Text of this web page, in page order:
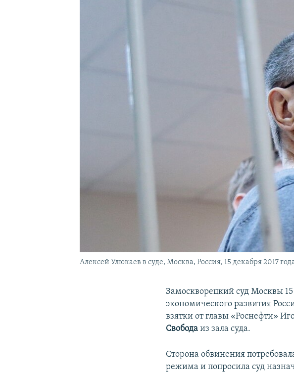
Алексей Улюкаев в суде, Москва, Россия, 15 декабря 2017
Замоскворецкий суд Москвы
экономического развития
взятки от главы «Роснефти»
Свободаиз зала суда.
Сторона обвинения
режима и попросила суд